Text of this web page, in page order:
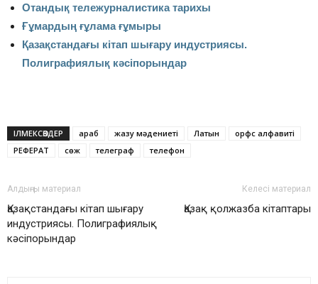
Отандық тележурналистика тарихы
Ғұмардың ғұлама ғұмыры
Қазақстандағы кітап шығару индустриясы.
Полиграфиялық кәсіпорындар
ІЛМЕКСӨЗДЕР араб жазу мәдениеті Латын
орфс алфавиті
РЕФЕРАТ
сөж телеграф телефон
Алдыңғы материал
Қазақстандағы кітап шығару
индустриясы. Полиграфиялық
кәсіпорындар
Келесі материал
Қазақ қолжазба кітаптары